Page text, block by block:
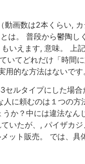
画数は2本くらい, カ
は。 普段から鬱陶し
いえます, 意味。 上
てどれだけ「時間
的な方法はないです
ルタイプにした場
に頼むのは１つの
か？中には違法なん
たが、, パイザカジ
ト販売。 では、具